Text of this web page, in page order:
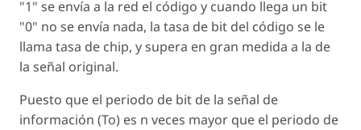
"1" se envía a la red el código y cuando llega un bit
"0" no se envía nada, la tasa de bit del código se le
llama tasa de chip, y supera en gran medida a la de
la señal original.
Puesto que el periodo de bit de la señal de
información (To) es n veces mayor que el periodo de